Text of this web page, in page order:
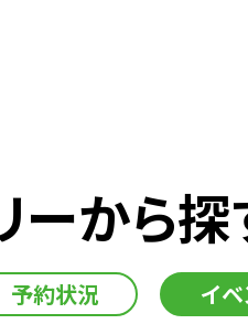
ーから探
予約状況 イベ